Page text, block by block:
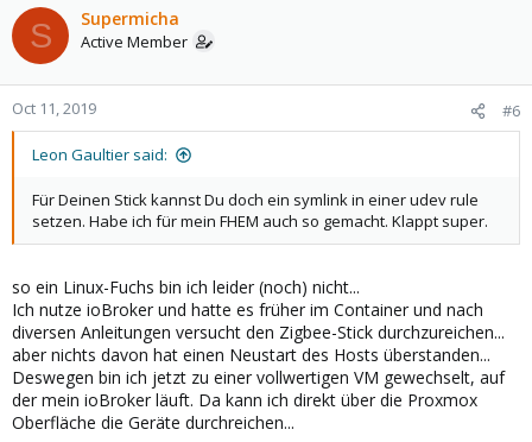
S Supermicha
Active Member
Oct 11, 2019 #6
Leon Gaultier said:
Für Deinen Stick kannst Du doch ein symlink in einer udev rule
setzen. Habe ich für mein FHEM auch so gemacht. Klappt super.
so ein Linux-Fuchs bin ich leider (noch) nicht...
Ich nutze ioBroker und hatte es früher im Container und nach
diversen Anleitungen versucht den Zigbee-Stick durchzureichen...
aber nichts davon hat einen Neustart des Hosts überstanden...
Deswegen bin ich jetzt zu einer vollwertigen VM gewechselt, auf
der mein ioBroker läuft. Da kann ich direkt über die Proxmox
Oberfläche die Geräte durchreichen...